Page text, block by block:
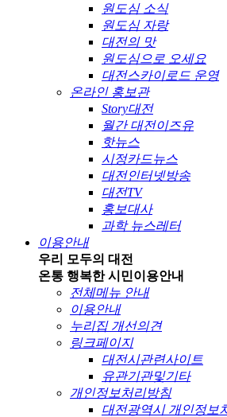
원도심 소식
원도심 자랑
대전의 맛
원도심으로 오세요
대전스카이로드 운영
온라인 홍보관
Story대전
월간 대전이즈유
핫뉴스
시정카드뉴스
대전인터넷방송
대전TV
홍보대사
과학 뉴스레터
이용안내
우리 모두의 대전
온통 행복한 시민이용안내
전체메뉴 안내
이용안내
누리집 개선의견
링크페이지
대전시관련사이트
유관기관및기타
개인정보처리방침
대전광역시 개인정보